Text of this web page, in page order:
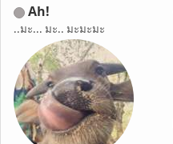
Ah!
..มะ... มะ.. มะมะมะ